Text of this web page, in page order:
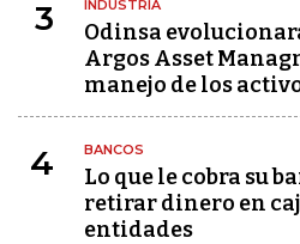
3 INDUSTRIA
Odinsa
Argos Asset
manejo de los
4 BANCOS
Lo que le cobra su
retirar dinero en
entidades